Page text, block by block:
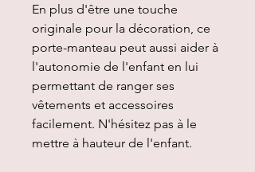
En plus d'être une touche
originale pour la décoration, ce
porte-manteau peut aussi aider à
l'autonomie de l'enfant en lui
permettant de ranger ses
vêtements et accessoires
facilement. N'hésitez pas à le
mettre à hauteur de l'enfant.